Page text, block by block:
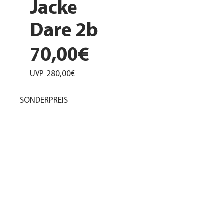
Jacke
Dare 2b
70,00€
UVP 280,00€
SONDERPREIS